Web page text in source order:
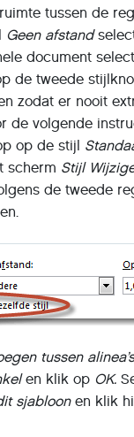
tussen de
Geen afstand
document
de tweede
zodat er nooit
de volgende
op de stijl
scherm Stijl
de tweede
tussen
en klik op OK.
sjabloonen klik